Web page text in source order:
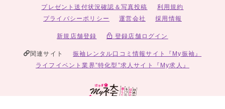
プレゼント送付状況確認＆写真投稿
利用規約
プライバシーポリシー
運営会社 採用情報
新規店舗登録 登録店舗ログイン
関連サイト
振袖レンタル口コミ情報サイト『My振袖』
ライフイベント業界”特化型”求人サイト『My求人』